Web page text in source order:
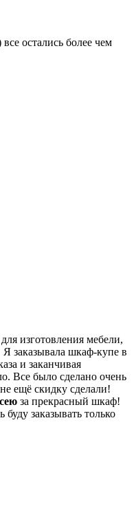
остались более чем
изготовления мебели,
заказывала шкаф-купе в
и заканчивая
Все было сделано очень
ещё скидку сделали!
за прекрасный шкаф!
заказывать только